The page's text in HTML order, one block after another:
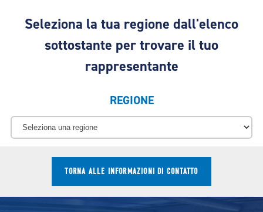
Seleziona la tua regione dall'elenco
sottostante per trovare il tuo
rappresentante
REGIONE
TORNA ALLE INFORMAZIONI DI CONTATTO